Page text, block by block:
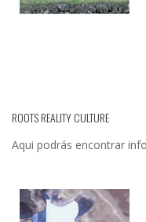
ROOTS REALITY CULTURE
Aqui podrás encontrar